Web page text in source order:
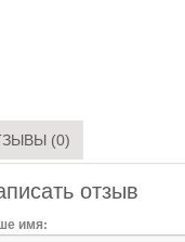
(0)
отзыв
имя: